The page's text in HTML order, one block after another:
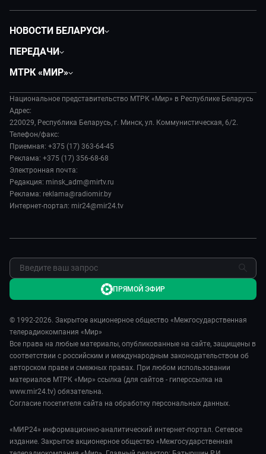
НОВОСТИ БЕЛАРУСИ
Экономика
Происшествия
Наука и технологии
Здоровье и медицина
Авто
Культура
Спорт
ПЕРЕДАЧИ
Все как у людей
Вместе выгодно
Евразия. Культурно
Евразия. Регионы
Наши иностранцы
Пять причин поехать в...
Сделано в Содружестве
МТРК «МИР»
История
Руководство
Лица мира
Новости
Пресса о нас
Карьера
Реклама
Национальное представительство МТРК «Мир» в Республике Беларусь
Адрес:
220029, Республика Беларусь, г. Минск, ул. Коммунистическая, 6/2.
Телефон/факс:
Приемная: +375 (17) 363-64-45
Реклама: +375 (17) 356-68-68
Электронная почта:
Редакция: minsk_adm@mirtv.ru
Реклама: reklama@radiomir.by
Интернет-портал: mir24@mir24.tv
© 1992-2026. Закрытое акционерное общество «Межгосударственная
телерадиокомпания «Мир»
Все права на любые материалы, опубликованные на сайте, защищены в
соответствии с российским и международным законодательством об
авторском праве и смежных правах. При любом использовании
материалов МТРК «Мир» ссылка (для сайтов - гиперссылка на
www.mir24.tv) обязательна.
Согласие посетителя сайта на обработку персональных данных.
«МИР24» информационно-аналитический интернет-портал. Сетевое
издание. Закрытое акционерное общество «Межгосударственная
ПРЯМОЙ ЭФИР